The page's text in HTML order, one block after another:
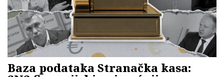
Baza podataka Stranačka kasa: